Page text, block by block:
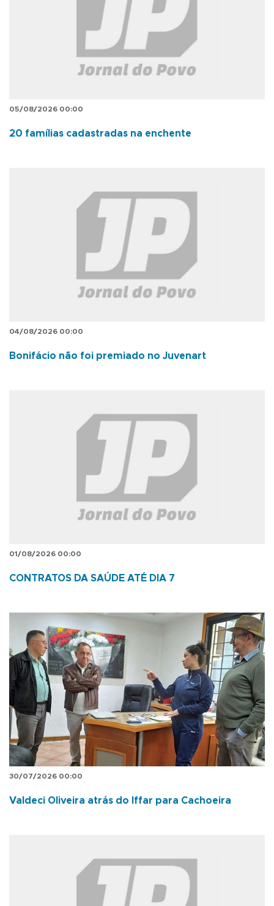
05/08/2026 00:00
20 famílias cadastradas na enchente
04/08/2026 00:00
Bonifácio não foi premiado no Juvenart
01/08/2026 00:00
CONTRATOS DA SAÚDE ATÉ DIA 7
30/07/2026 00:00
Valdeci Oliveira atrás do Iffar para Cachoeira